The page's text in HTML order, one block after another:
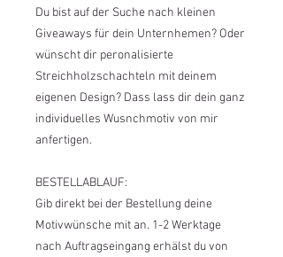
Du bist auf der Suche nach kleinen
Giveaways für dein Unternhemen? Oder
wünscht dir peronalisierte
Streichholzschachteln mit deinem
eigenen Design? Dass lass dir dein ganz
individuelles Wusnchmotiv von mir
anfertigen.
BESTELLABLAUF:
Gib direkt bei der Bestellung deine
Motivwünsche mit an. 1-2 Werktage
nach Auftragseingang erhälst du von